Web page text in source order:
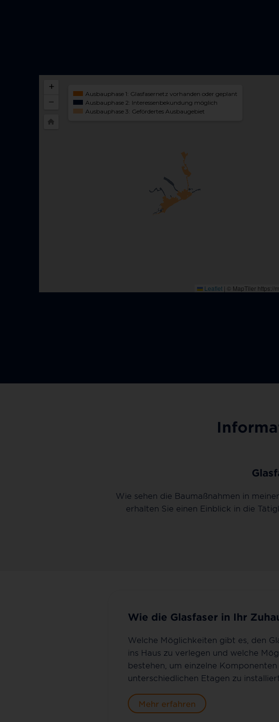
Wie sehen die Baumaßnahmen in
erhalten Sie einen Einblick in die
Wie die Glasfaser in Ihr
Welche Möglichkeiten gibt es, den
ins Haus zu verlegen und welche
bestehen, um einzelne Komponenten
unterschiedlichen Etagen zu
Mehr erfahren